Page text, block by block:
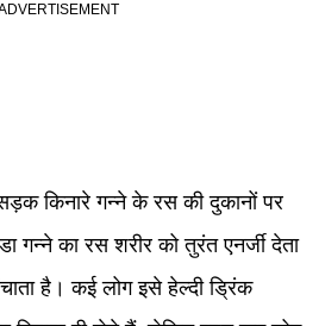
किनारे गन्ने के रस की दुकानों पर
गन्ने का रस शरीर को तुरंत एनर्जी देता
है। कई लोग इसे हेल्दी ड्रिंक